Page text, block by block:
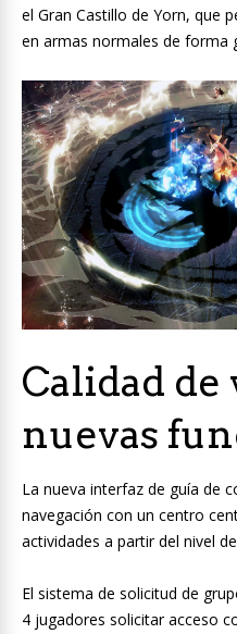
el Gran Castillo de Yorn, que
en armas normales de forma
Calidad de
nuevas
La nueva interfaz de guía de
navegación con un centro
actividades a partir del nivel
El sistema de solicitud de
4 jugadores solicitar acceso